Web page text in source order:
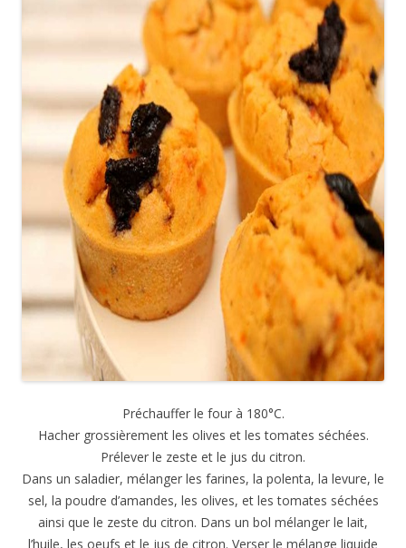
Préchauffer le four à 180°C.
Hacher grossièrement les olives et les tomates séchées.
Prélever le zeste et le jus du citron.
Dans un saladier, mélanger les farines, la polenta, la levure, le
sel, la poudre d’amandes, les olives, et les tomates séchées
ainsi que le zeste du citron. Dans un bol mélanger le lait,
l’huile, les oeufs et le jus de citron. Verser le mélange liquide